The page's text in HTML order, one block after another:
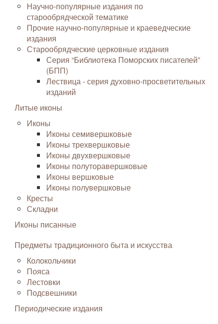
Научно-популярные издания по
старообрядческой тематике
Прочие научно-популярные и краеведческие
издания
Старообрядческие церковные издания
Серия “Библиотека Поморских писателей”
(БПП)
Лествица - серия духовно-просветительных
изданий
Литые иконы
Иконы
Иконы семивершковые
Иконы трехвершковые
Иконы двухвершковые
Иконы полуторавершковые
Иконы вершковые
Иконы полувершковые
Кресты
Складни
Иконы писанные
Предметы традиционного быта и искусства
Колокольчики
Пояса
Лестовки
Подсвешники
Периодические издания